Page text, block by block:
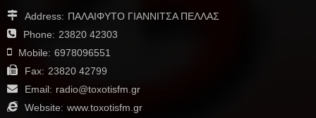
Address: ΠΑΛΑΙΦΥΤΟ ΓΙΑΝΝΙΤΣΑ ΠΕΛΛΑΣ
Phone: 23820 42303
Mobile: 6978096551
Fax: 23820 42799
Email: radio@toxotisfm.gr
Website: www.toxotisfm.gr